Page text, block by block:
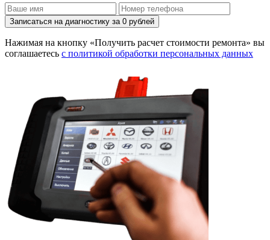
Записаться на диагностику за 0 рублей
Нажимая на кнопку «Получить расчет стоимости ремонта» вы
соглашаетесь с политикой обработки персональных данных